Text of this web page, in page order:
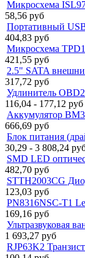
Микросхема
58,56 руб
Портативный
404,83 руб
Микросхема
421,55 руб
2.5" SATA
317,72 руб
Удлинитель
116,04 - 177,12 руб
Аккумулятор
666,69 руб
Блок питания
30,29 - 3 808,24
SMD LED
482,70 руб
STTH2003CG
123,03 руб
PN8316NSC-T1
169,16 руб
Ультразвуковая
1 693,27 руб
RJP63K2